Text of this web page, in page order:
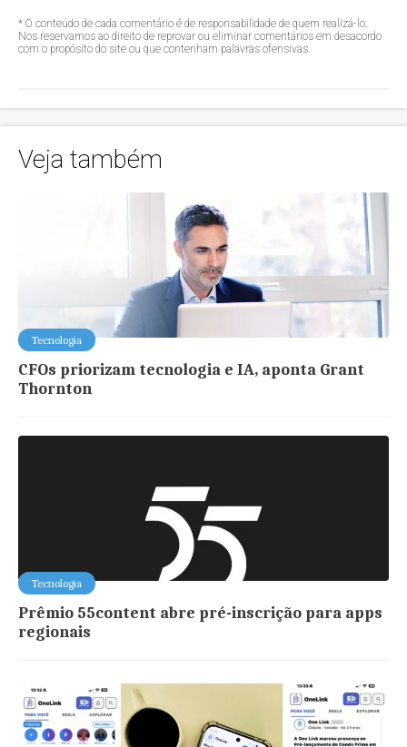
* O conteúdo de cada comentário é de responsabilidade de quem realizá-lo.
Nos reservamos ao direito de reprovar ou eliminar comentários em desacordo
com o propósito do site ou que contenham palavras ofensivas.
Veja também
Tecnologia
CFOs priorizam tecnologia e IA, aponta Grant
Thornton
Tecnologia
Prêmio 55content abre pré-inscrição para apps
regionais